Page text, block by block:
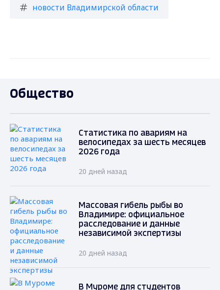
новости Владимирской области
Общество
Статистика по авариям на
велосипедах за шесть месяцев
2026 года
20 дней назад
Массовая гибель рыбы во
Владимире: официальное
расследование и данные
независимой экспертизы
20 дней назад
В Муроме для студентов